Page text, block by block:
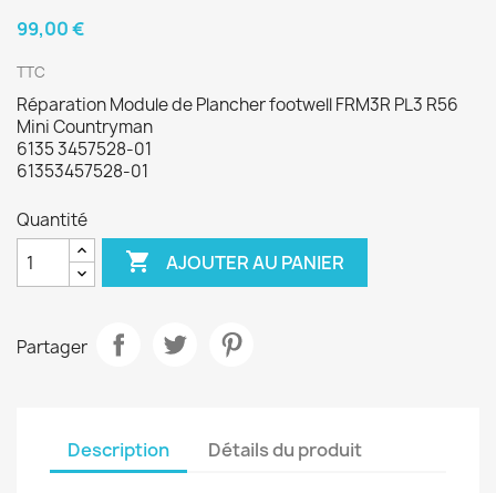
99,00 €
TTC
Réparation Module de Plancher footwell FRM3R PL3 R56
Mini Countryman
6135 3457528-01
61353457528-01
Quantité
 AJOUTER AU PANIER
Partager
Description Détails du produit